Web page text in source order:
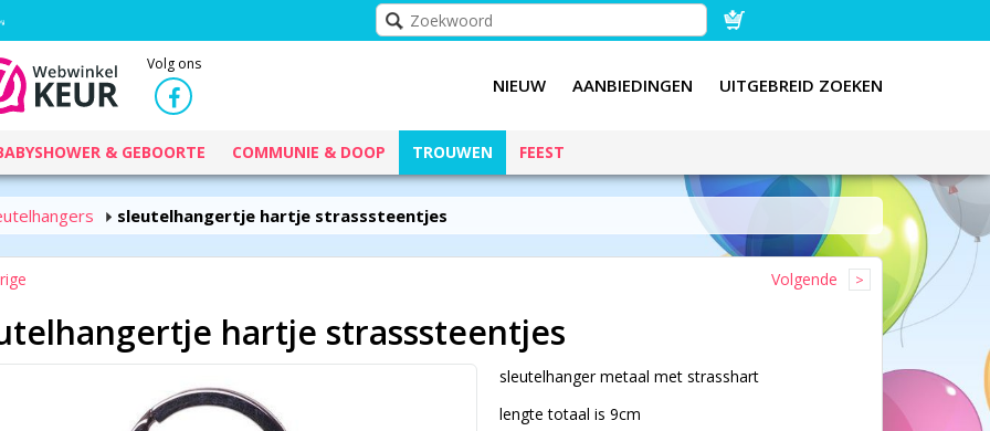
Volg ons
NIEUW AANBIEDINGEN UITGEBREID ZOEKEN
& GEBOORTE COMMUNIE & DOOP TROUWEN FEEST
sleutelhangertje hartje strasssteentjes
Volgende
hartje strasssteentjes
sleutelhanger metaal met strasshart
lengte totaal is 9cm